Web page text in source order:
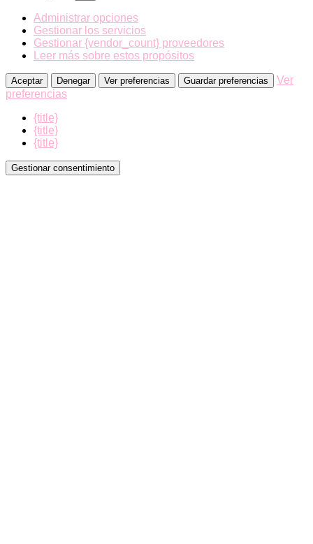
Administrar opciones
Gestionar los servicios
Gestionar {vendor_count} proveedores
Leer más sobre estos propósitos
Aceptar Denegar Ver preferencias Guardar preferencias
Ver
preferencias
{title}
{title}
{title}
Gestionar consentimiento